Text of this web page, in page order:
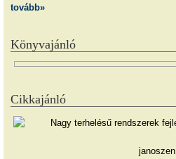
tovább»
Könyvajánló
Cikkajánló